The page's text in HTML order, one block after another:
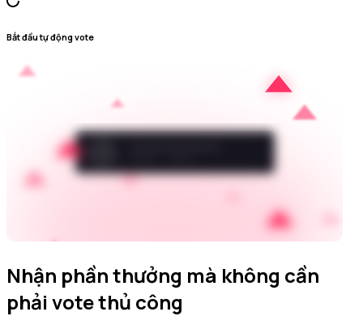
Bắt đầu tự động vote
Nhận phần thưởng mà không cần
phải vote thủ công